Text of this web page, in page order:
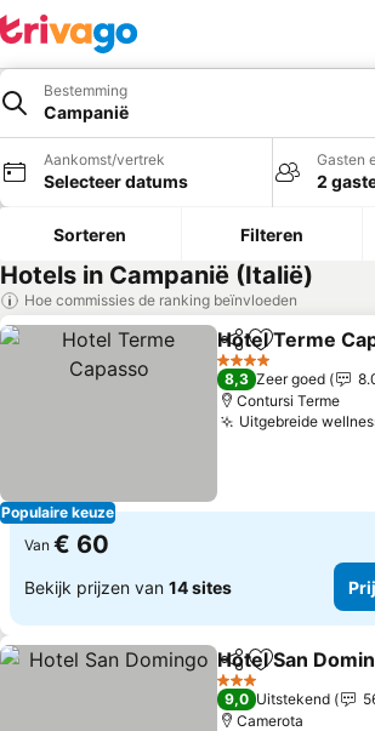
Bestemming
Campanië
Aankomst/vertrek
Selecteer datums
Gasten
2
Sorteren Filteren
Hotels in Campanië (Italië)
Hoe commissies de ranking beïnvloeden
Populaire keuze
DelenToevoegen
Hotel Terme
4 Sterren
8,3 Zeer goed
Contursi Terme
Uitgebreide
Van € 60
Bekijk prijzen van 14 sites
DelenToevoegen
Hotel San
3 Sterren
9,0 Uitstekend
Camerota